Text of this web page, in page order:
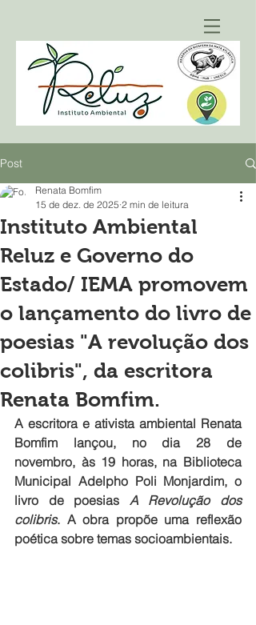
Post
Instituto Ambiental
Reluz e Governo do
Estado/ IEMA promovem
o lançamento do livro de
poesias "A revolução dos
colibris", da escritora
Renata Bomfim.
Renata Bomfim
15 de dez. de 2025 2 min de leitura
A escritora e ativista ambiental Renata
Bomfim lançou, no dia 28 de
novembro, às 19 horas, na Biblioteca
Municipal Adelpho Poli Monjardim, o
livro de poesias A Revolução dos
colibris. A obra propõe uma reflexão
poética sobre temas socioambientais.